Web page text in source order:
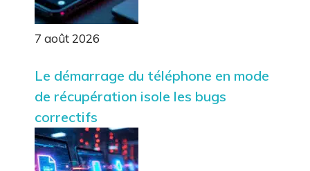
7 août 2026
Le démarrage du téléphone en mode
de récupération isole les bugs
correctifs